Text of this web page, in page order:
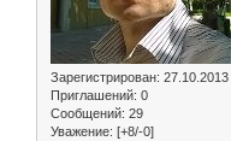
Зарегистрирован: 27.10.2013
Приглашений: 0
Сообщений: 29
Уважение: [+8/-0]